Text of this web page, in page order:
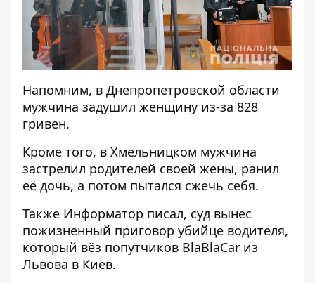
Напомним, в Днепропетровской области
мужчина задушил женщину из-за 828
гривен.
Кроме того, в Хмельницком мужчина
застрелил родителей своей жены, ранил
её дочь, а потом пытался сжечь себя.
Также Информатор писал, суд вынес
пожизненный приговор убийце водителя,
который вёз попутчиков BlaBlaCar из
Львова в Киев.